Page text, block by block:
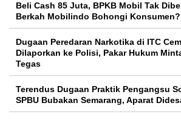
‎Beli Cash 85 Juta, BPKB Mobil Tak
Berkah Mobilindo Bohongi Konsumen?
Dugaan Peredaran Narkotika di ITC
Dilaporkan ke Polisi, Pakar Hukum
Tegas
Terendus Dugaan Praktik Pengangsu
SPBU Bubakan Semarang, Aparat